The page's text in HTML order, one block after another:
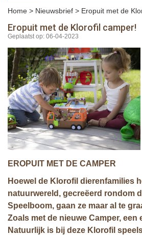
Home > Nieuwsbrief > Eropuit met de
Eropuit met de Klorofil camper!
Geplaatst op: 06-04-2023
EROPUIT MET DE CAMPER
Hoewel de Klorofil dierenfamilies
natuurwereld, gecreëerd rondom
Speelboom, gaan ze maar al te
Zoals met de nieuwe Camper, een
Natuurlijk is bij deze Klorofil